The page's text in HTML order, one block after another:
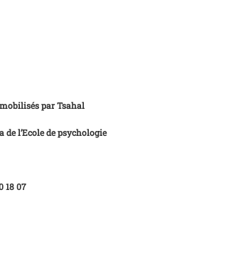
par Tsahal
de l’Ecole de psychologie
18 07